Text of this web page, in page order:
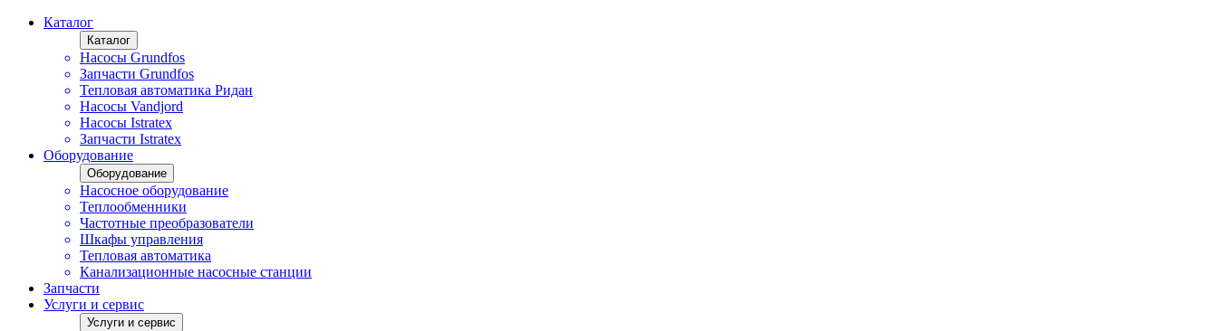
Каталог
Каталог
Насосы Grundfos
Запчасти Grundfos
Тепловая автоматика Ридан
Насосы Vandjord
Насосы Istratex
Запчасти Istratex
Оборудование
Оборудование
Насосное оборудование
Теплообменники
Частотные преобразователи
Шкафы управления
Тепловая автоматика
Канализационные насосные станции
Запчасти
Услуги и сервис
Услуги и сервис